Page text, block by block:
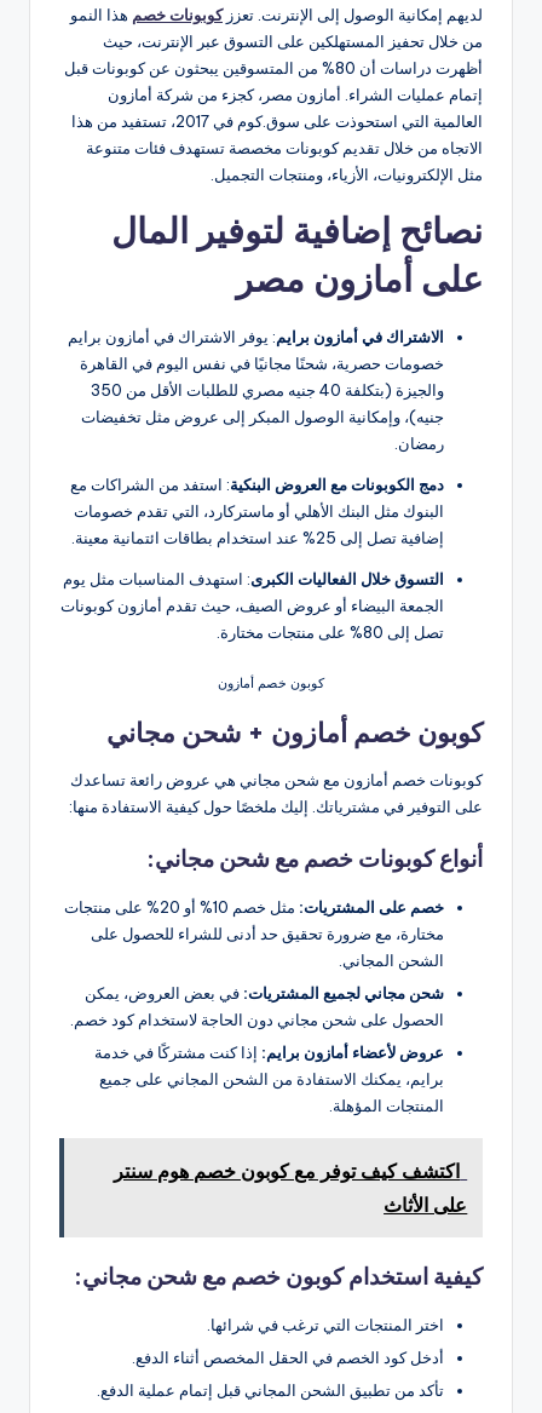
لديهم إمكانية الوصول إلى الإنترنت. تعززكوبونات خصم هذا النمو
من خلال تحفيز المستهلكين على التسوق عبر الإنترنت، حيث
أظهرت دراسات أن 80% من المتسوقين يبحثون عن كوبونات قبل
إتمام عمليات الشراء. أمازون مصر، كجزء من شركة أمازون
العالمية التي استحوذت على سوق.كوم في 2017، تستفيد من هذا
الاتجاه من خلال تقديم كوبونات مخصصة تستهدف فئات متنوعة
مثل الإلكترونيات، الأزياء، ومنتجات التجميل.
نصائح إضافية لتوفير المال
على أمازون مصر
الاشتراك في أمازون برايم: يوفر الاشتراك في أمازون برايم
خصومات حصرية، شحنًا مجانيًا في نفس اليوم في القاهرة
والجيزة (بتكلفة 40 جنيه مصري للطلبات الأقل من 350
جنيه)، وإمكانية الوصول المبكر إلى عروض مثل تخفيضات
رمضان.
دمج الكوبونات مع العروض البنكية: استفد من الشراكات مع
البنوك مثل البنك الأهلي أو ماستركارد، التي تقدم خصومات
إضافية تصل إلى 25% عند استخدام بطاقات ائتمانية معينة.
التسوق خلال الفعاليات الكبرى: استهدف المناسبات مثل يوم
الجمعة البيضاء أو عروض الصيف، حيث تقدم أمازون كوبونات
تصل إلى 80% على منتجات مختارة.
كوبون خصم أمازون
كوبون خصم أمازون + شحن مجاني
كوبونات خصم أمازون مع شحن مجاني هي عروض رائعة تساعدك
على التوفير في مشترياتك. إليك ملخصًا حول كيفية الاستفادة منها:
أنواع كوبونات خصم مع شحن مجاني:
خصم على المشتريات:
مثل خصم 10% أو 20% على منتجات
مختارة، مع ضرورة تحقيق حد أدنى للشراء للحصول على
الشحن المجاني.
شحن مجاني لجميع المشتريات: في بعض العروض، يمكن
الحصول على شحن مجاني دون الحاجة لاستخدام كود خصم.
عروض لأعضاء أمازون برايم: إذا كنت مشتركًا في خدمة
برايم، يمكنك الاستفادة من الشحن المجاني على جميع
المنتجات المؤهلة.
اكتشف كيف توفر مع كوبون خصم هوم سنتر
على الأثاث
كيفية استخدام كوبون خصم مع شحن مجاني:
اختر المنتجات التي ترغب في شرائها.
أدخل كود الخصم في الحقل المخصص أثناء الدفع.
تأكد من تطبيق الشحن المجاني قبل إتمام عملية الدفع.